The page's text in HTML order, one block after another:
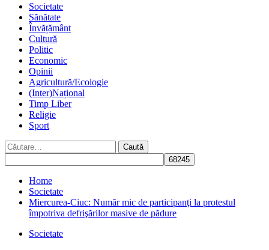
Societate
Sănătate
Învățământ
Cultură
Politic
Economic
Opinii
Agricultură/Ecologie
(Inter)Național
Timp Liber
Religie
Sport
Caută
după:
Home
Societate
Miercurea-Ciuc: Număr mic de participanţi la protestul
împotriva defrişărilor masive de pădure
Societate